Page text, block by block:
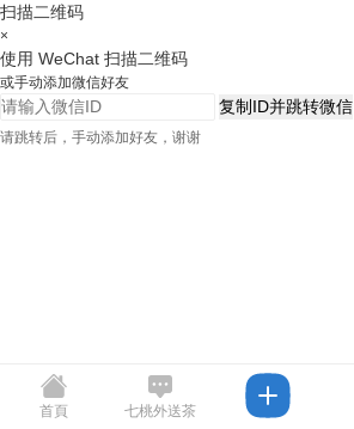
扫描二维码
×
使用 WeChat 扫描二维码
或手动添加微信好友
复制ID并跳转微信
请跳转后，手动添加好友，谢谢
首頁 七桃外送茶